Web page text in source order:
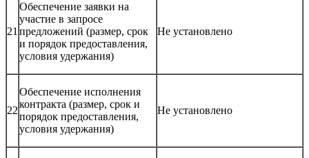
21
Обеспечение заявки на
участие в запросе
предложений (размер, срок
и порядок предоставления,
условия удержания)
Не установлено
22
Обеспечение исполнения
контракта (размер, срок и
порядок предоставления,
условия удержания)
Не установлено